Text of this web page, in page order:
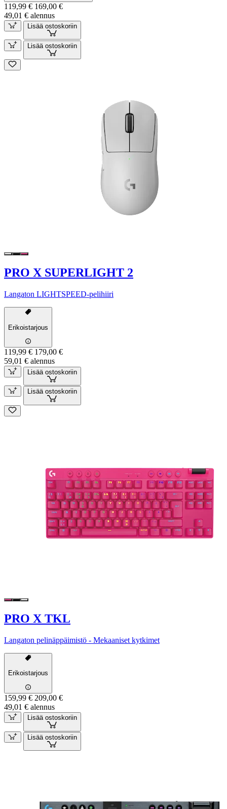
119,99 € 169,00 €
49,01 € alennus
Lisää ostoskoriin
Lisää ostoskoriin
PRO X SUPERLIGHT 2
Langaton LIGHTSPEED-pelihiiri
Erikoistarjous
119,99 € 179,00 €
59,01 € alennus
Lisää ostoskoriin
Lisää ostoskoriin
PRO X TKL
Langaton pelinäppäimistö - Mekaaniset kytkimet
Erikoistarjous
159,99 € 209,00 €
49,01 € alennus
Lisää ostoskoriin
Lisää ostoskoriin